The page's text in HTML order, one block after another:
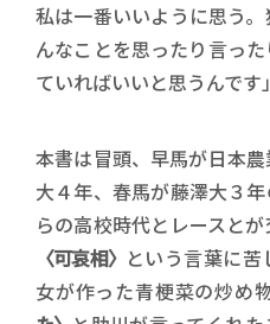
私は一番いいように思う
んなことを思ったり言っ
ていればいいと思うんです」
本書は冒頭、早馬が日本
大４年、春馬が藤澤大３
らの高校時代とレースと
〈可哀相〉 という言葉に
女が作った青梗菜の炒め